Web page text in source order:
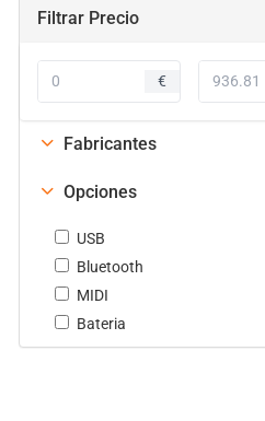
Filtrar Precio
€
Fabricantes
Opciones
USB
Bluetooth
MIDI
Bateria